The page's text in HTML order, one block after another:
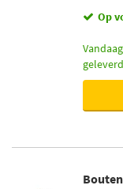
H&R (530)
Mcgard (68)
Niet op
Op